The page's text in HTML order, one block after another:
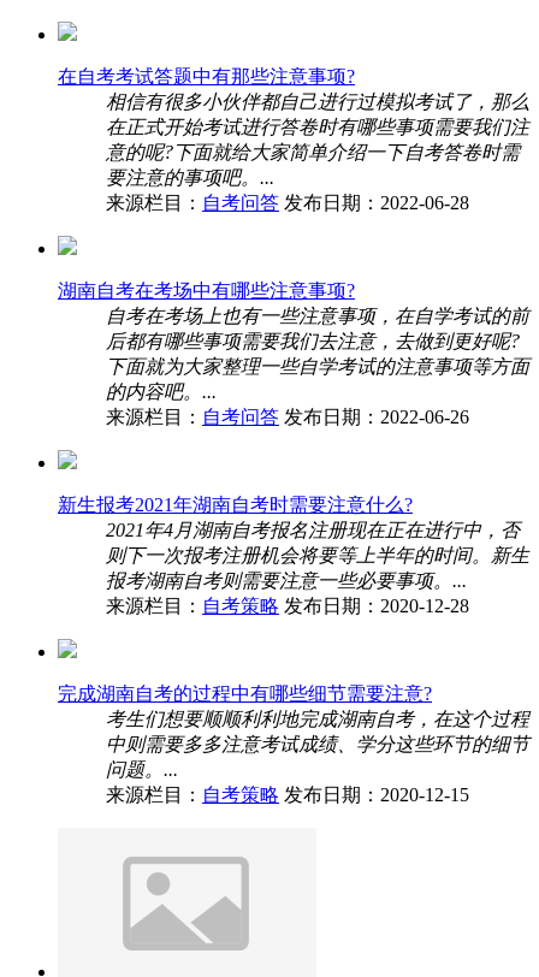
在自考考试答题中有那些注意事项?
相信有很多小伙伴都自己进行过模拟考试了，那么
在正式开始考试进行答卷时有哪些事项需要我们注
意的呢?下面就给大家简单介绍一下自考答卷时需
要注意的事项吧。...
来源栏目： 自考问答 发布日期：2022-06-28
湖南自考在考场中有哪些注意事项?
自考在考场上也有一些注意事项，在自学考试的前
后都有哪些事项需要我们去注意，去做到更好呢?
下面就为大家整理一些自学考试的注意事项等方面
的内容吧。...
来源栏目： 自考问答 发布日期：2022-06-26
新生报考2021年湖南自考时需要注意什么?
2021年4月湖南自考报名注册现在正在进行中，否
则下一次报考注册机会将要等上半年的时间。新生
报考湖南自考则需要注意一些必要事项。...
来源栏目： 自考策略 发布日期：2020-12-28
完成湖南自考的过程中有哪些细节需要注意?
考生们想要顺顺利利地完成湖南自考，在这个过程
中则需要多多注意考试成绩、学分这些环节的细节
问题。...
来源栏目： 自考策略 发布日期：2020-12-15